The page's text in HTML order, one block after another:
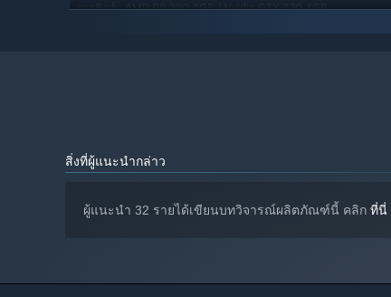
กราฟิกส์: AMD R9 290 4GB / Nvidia GTX 770 4GB
สิ่งที่ผู้แนะนำกล่าว
ผู้แนะนำ 32 รายได้เขียนบทวิจารณ์ผลิตภัณฑ์นี้ คลิก ที่นี่